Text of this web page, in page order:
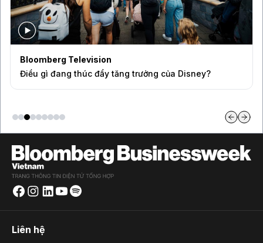
Bloomberg Television
Điều gì đang thúc đẩy tăng trưởng của Disney?
Liên hệ